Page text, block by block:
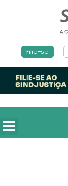
Filie-se